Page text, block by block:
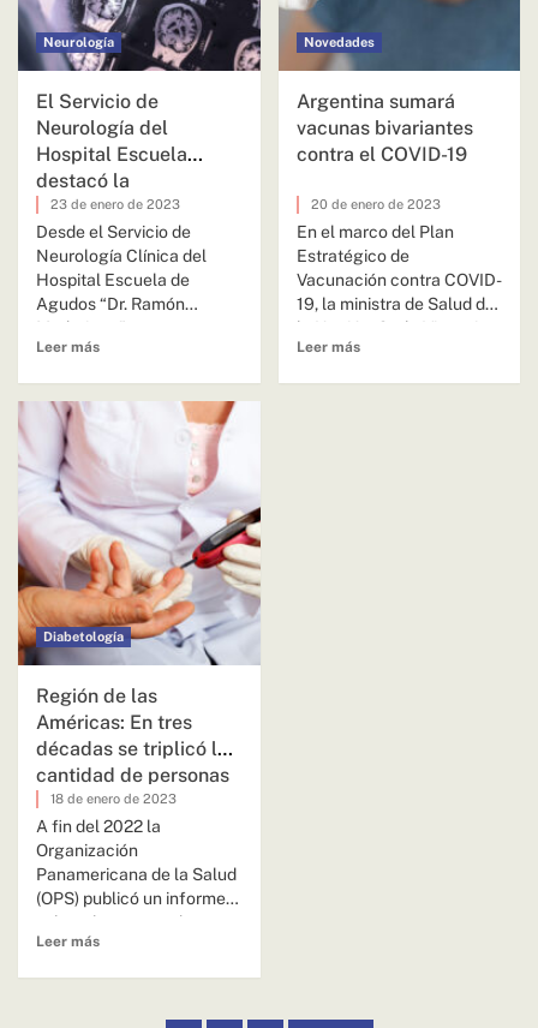
Neurología
El Servicio de
Neurología del
Hospital Escuela
destacó la
consolidación de las
cirugías de ACV y
epilepsia realizadas en
2022
23 de enero de 2023
Desde el Servicio de
Neurología Clínica del
Hospital Escuela de
Agudos “Dr. Ramón
Madariaga” presentaron
un balance de año,
Leer más
Novedades
Argentina sumará
vacunas bivariantes
contra el COVID-19
20 de enero de 2023
En el marco del Plan
Estratégico de
Vacunación contra COVID-
19, la ministra de Salud de
la Nación, Carla Vizzotti,
anunció...
Leer más
Diabetología
Región de las
Américas: En tres
décadas se triplicó la
cantidad de personas
con diabetes
18 de enero de 2023
A fin del 2022 la
Organización
Panamericana de la Salud
(OPS) publicó un informe
sobre el aumento de
personas con...
Leer más